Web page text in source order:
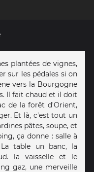
plantées de vignes,
sur les pédales si on
vers la Bourgogne
Il fait chaud et il doit
de la forêt d'Orient,
Et là, c'est tout un
pâtes, soupe, et
ça donne : salle à
table un banc, la
la vaisselle et le
gaz, une merveille